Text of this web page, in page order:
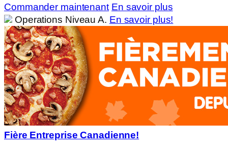
Commander maintenant En savoir plus
Operations Niveau A. En savoir plus!
Fière Entreprise Canadienne!